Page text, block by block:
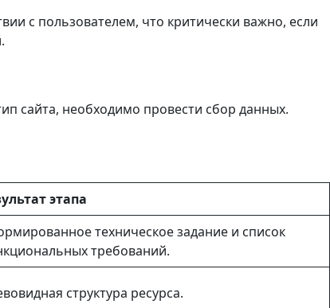
с пользователем, что критически важно, если
сайта, необходимо провести сбор данных.
этапа
техническое задание и список
требований.
структура ресурса.